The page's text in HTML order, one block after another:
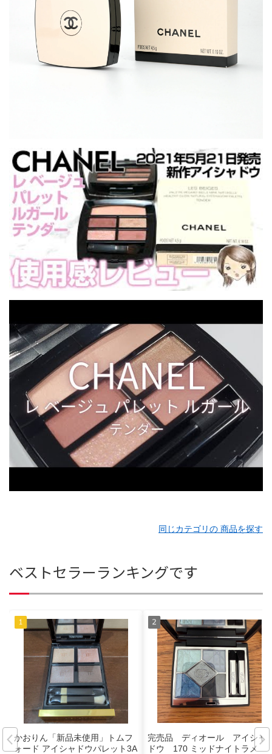
同じカテゴリの 商品を探す
ベストセラーランキングです
かおりん「新品未使用」トムフ
ォード アイシャドウパレット3A
完売品 ディオール アイシャ
ドウ 170 ミッドナイトラメ 2